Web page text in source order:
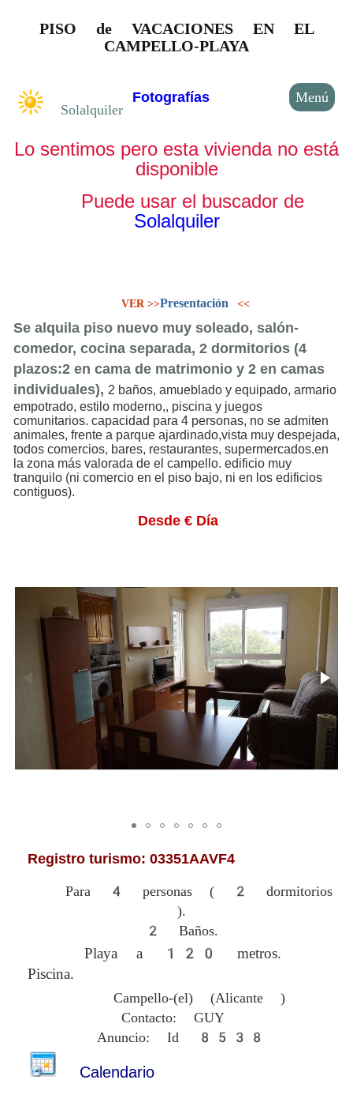
PISO de VACACIONES EN EL
CAMPELLO-PLAYA
Solalquiler
Fotografías
Lo sentimos pero esta vivienda no está
disponible
Puede usar el buscador de
Solalquiler
VER >>Presentación <<
Se alquila piso nuevo muy soleado, salón-
comedor, cocina separada, 2 dormitorios (4
plazos:2 en cama de matrimonio y 2 en camas
individuales), 2 baños, amueblado y equipado, armario
empotrado, estilo moderno,, piscina y juegos
comunitarios. capacidad para 4 personas, no se admiten
animales, frente a parque ajardinado,vista muy despejada,
todos comercios, bares, restaurantes, supermercados.en
la zona más valorada de el campello. edificio muy
tranquilo (ni comercio en el piso bajo, ni en los edificios
contiguos).
Desde € Día
Registro turismo: 03351AAVF4
Para 4 personas ( 2 dormitorios
).
2 Baños.
Playa a 120 metros.
Piscina.
Campello-(el) (Alicante )
Contacto: GUY
Anuncio: Id 8538
Calendario